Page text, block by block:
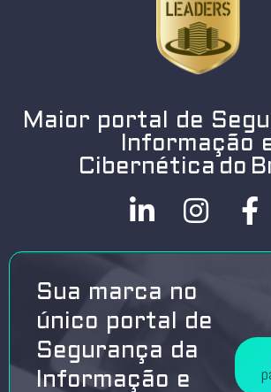
Maior portal de
Informação
Cibernética do
Sua marca no
único portal de
Segurança da
Informação e